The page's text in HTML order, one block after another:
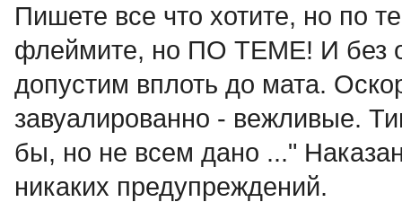
Пишете все что хотите, но по
флеймите, но ПО ТЕМЕ! И без
допустим вплоть до мата.
завуалированно - вежливые.
бы, но не всем дано ..."
никаких предупреждений.